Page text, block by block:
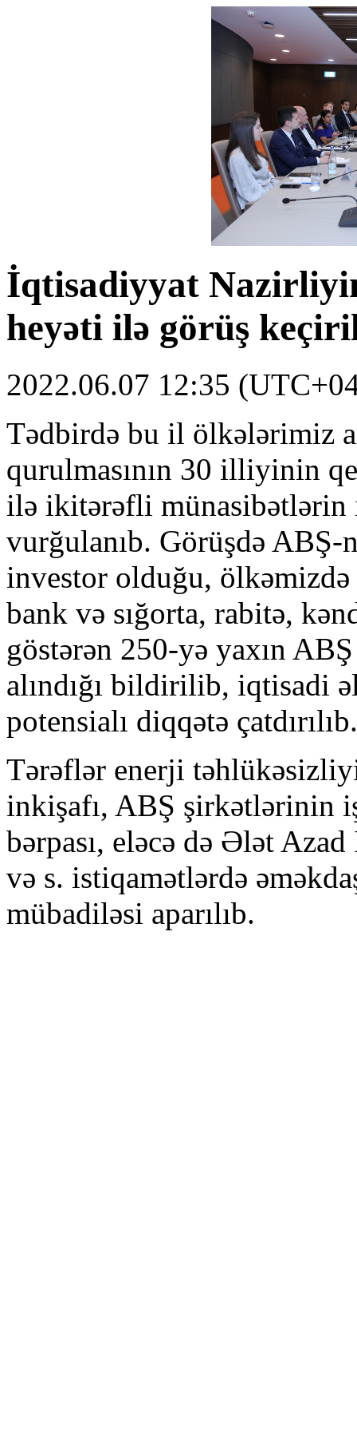
İqtisadiyyat
heyəti ilə görüş
2022.06.07 12:35
Tədbirdə bu il ölkələrimiz
qurulmasının 30 illiyinin
ilə ikitərəfli münasibətlərin
vurğulanıb. Görüşdə
investor olduğu,
bank və sığorta, rabitə,
göstərən 250-yə yaxın
alındığı bildirilib, iqtisadi
potensialı diqqətə çatdırılıb.
Tərəflər enerji
inkişafı, ABŞ şirkətlərinin
bərpası, eləcə də Ələt
və s. istiqamətlərdə
mübadiləsi aparılıb.